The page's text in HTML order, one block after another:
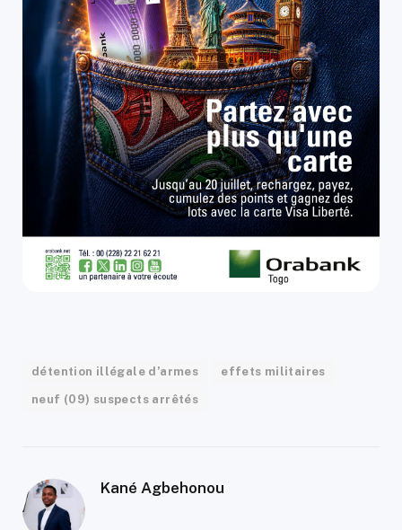
détention illégale d’armes effets militaires
neuf (09) suspects arrêtés
Kané Agbehonou